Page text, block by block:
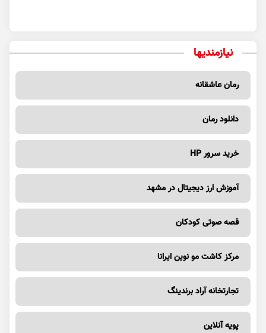
نیازمندیها
رمان عاشقانه
دانلود رمان
خرید سرور HP
آموزش ارز دیجیتال در مشهد
قصه صوتی کودکان
مرکز کاشت مو نوین ایرانا
تجارتخانه آراد برندینگ
پویه آنلاین